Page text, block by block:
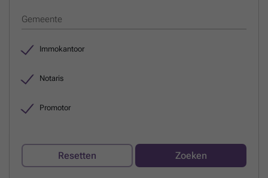
Gemeente
Immokantoor
Notaris
Promotor
Resetten Zoeken